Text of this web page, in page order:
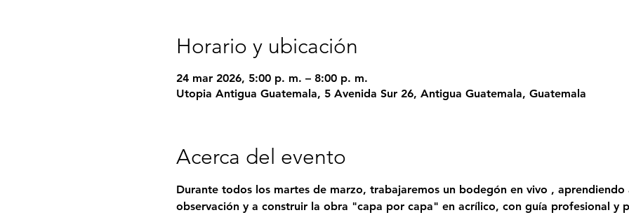
Horario y ubicación
24 mar 2026, 5:00 p. m. – 8:00 p. m.
Utopia Antigua Guatemala, 5 Avenida Sur 26, Antigua Guatemala, Guatemala
Acerca del evento
Durante todos los martes de marzo, trabajaremos un bodegón en vivo ,
observación y a construir la obra "capa por capa" en acrílico, con guía profesional y